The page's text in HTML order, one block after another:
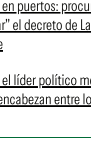
puertos:
el decreto de
el líder político
entre